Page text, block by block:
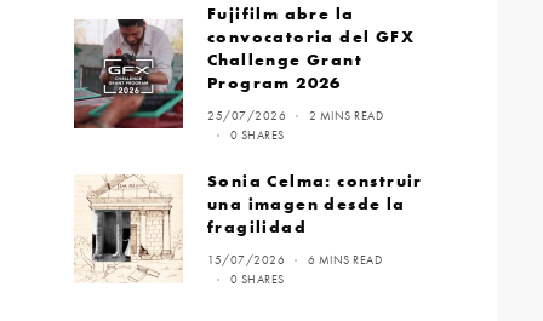
Fujifilm abre la
convocatoria del GFX
Challenge Grant
Program 2026
25/07/2026
2 MINS READ
0 SHARES
Sonia Celma: construir
una imagen desde la
fragilidad
15/07/2026
6 MINS READ
0 SHARES